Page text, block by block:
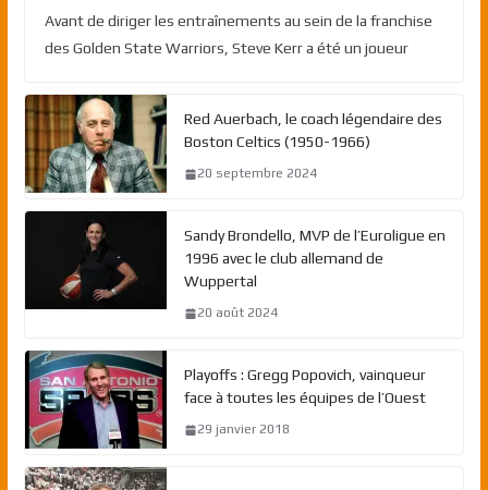
Avant de diriger les entraînements au sein de la franchise
des Golden State Warriors, Steve Kerr a été un joueur
Red Auerbach, le coach légendaire des
Boston Celtics (1950-1966)
20 septembre 2024
Sandy Brondello, MVP de l’Euroligue en
1996 avec le club allemand de
Wuppertal
20 août 2024
Playoffs : Gregg Popovich, vainqueur
face à toutes les équipes de l’Ouest
29 janvier 2018